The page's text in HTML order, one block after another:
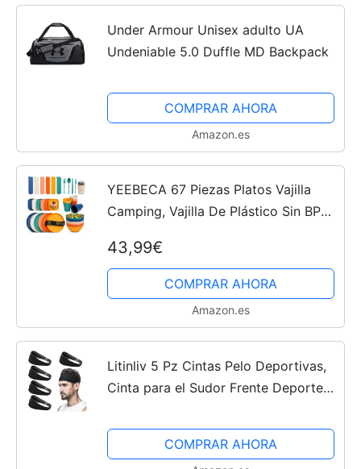
Under Armour Unisex adulto UA
Undeniable 5.0 Duffle MD Backpack
COMPRAR AHORA
Amazon.es
YEEBECA 67 Piezas Platos Vajilla
Camping, Vajilla De Plástico Sin BPA
Para Caravanas Apto, Apto Para
Lavavajillas
43,99€
COMPRAR AHORA
Amazon.es
Litinliv 5 Pz Cintas Pelo Deportivas,
Cinta para el Sudor Frente Deporte
Cabeza, Diadema Antisudor para
Ciclismo,...
COMPRAR AHORA